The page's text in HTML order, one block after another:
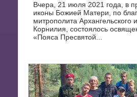
Вчера, 21 июля 2021 года, в
иконы Божией Матери, по
митрополита Архангельского
Корнилия, состоялось
«Пояса Пресвятой...